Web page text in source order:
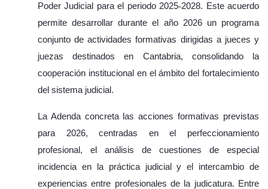
Poder Judicial para el periodo 2025‑2028. Este acuerdo
permite desarrollar durante el año 2026 un programa
conjunto de actividades formativas dirigidas a jueces y
juezas destinados en Cantabria, consolidando la
cooperación institucional en elámbito del fortalecimiento
del sistema judicial.
La Adenda concreta las acciones formativas previstas
para 2026, centradas en el perfeccionamiento
profesional, el análisis de cuestiones de especial
incidencia en la práctica judicial y el intercambio de
experiencias entre profesionales de la judicatura. Entre